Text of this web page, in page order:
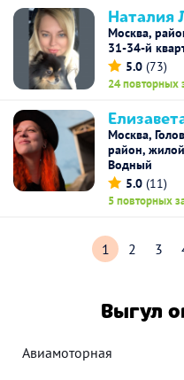
Наталия
Москва,
31-34-й
5.0 (73)
24 повторных
Москва,
район,
Водный
5.0 (11)
5 повторных
1 2 3
Выгул
Авиамоторная